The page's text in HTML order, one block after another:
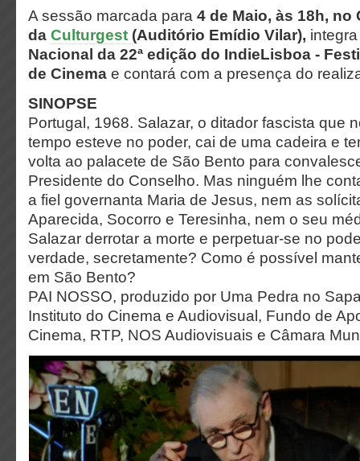
A sessão marcada para 4 de Maio, às 18h, no
da Culturgest (Auditório Emídio Vilar),
Nacional da 22ª edição do IndieLisboa -
de Cinema e contará com a presença do
SINOPSE
Portugal, 1968. Salazar, o ditador fascista que
tempo esteve no poder, cai de uma cadeira e
volta ao palacete de São Bento para
Presidente do Conselho. Mas ninguém lhe
a fiel governanta Maria de Jesus, nem as
Aparecida, Socorro e Teresinha, nem o seu
Salazar derrotar a morte e perpetuar-se no
verdade, secretamente? Como é possível
em São Bento?
PAI NOSSO, produzido por Uma Pedra no
Instituto do Cinema e Audiovisual, Fundo de
Cinema, RTP, NOS Audiovisuais e Câmara